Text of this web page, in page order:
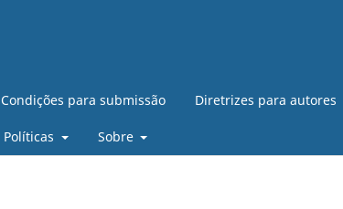
Condições para submissão Diretrizes para autores
Políticas Sobre